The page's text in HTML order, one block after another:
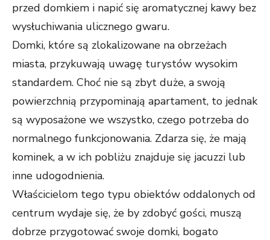
przed domkiem i napić się aromatycznej kawy bez
wysłuchiwania ulicznego gwaru.
Domki, które są zlokalizowane na obrzeżach
miasta, przykuwają uwagę turystów wysokim
standardem. Choć nie są zbyt duże, a swoją
powierzchnią przypominają apartament, to jednak
są wyposażone we wszystko, czego potrzeba do
normalnego funkcjonowania. Zdarza się, że mają
kominek, a w ich pobliżu znajduje się jacuzzi lub
inne udogodnienia.
Właścicielom tego typu obiektów oddalonych od
centrum wydaje się, że by zdobyć gości, muszą
dobrze przygotować swoje domki, bogato